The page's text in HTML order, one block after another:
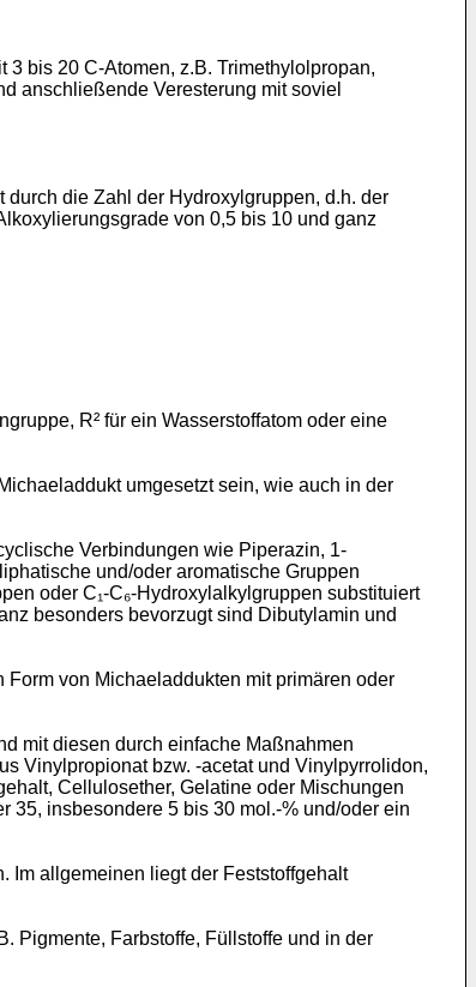
bis 20 C-Atomen, z.B. Trimethylolpropan,
anschließende Veresterung mit soviel
die Zahl der Hydroxylgruppen, d.h. der
von 0,5 bis 10 und ganz
R² für ein Wasserstoffatom oder eine
umgesetzt sein, wie auch in der
Verbindungen wie Piperazin, 1-
und/oder aromatische Gruppen
oder C₁-C₆-Hydroxylalkylgruppen substituiert
besonders bevorzugt sind Dibutylamin und
von Michaeladdukten mit primären oder
mit diesen durch einfache Maßnahmen
Vinylpropionat bzw. -acetat und Vinylpyrrolidon,
Cellulosether, Gelatine oder Mischungen
35, insbesondere 5 bis 30 mol.-% und/oder ein
Im allgemeinen liegt der Feststoffgehalt
Pigmente, Farbstoffe, Füllstoffe und in der